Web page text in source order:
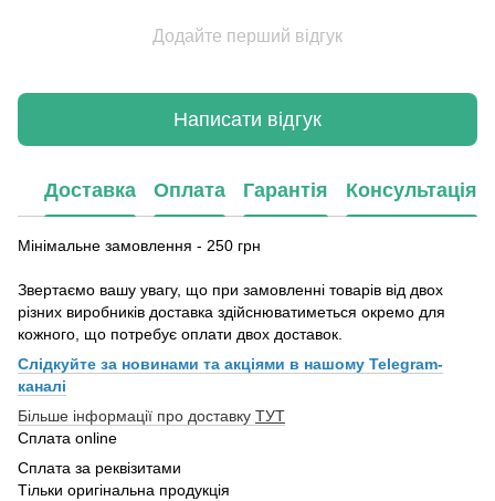
Додайте перший відгук
Написати відгук
Доставка Оплата Гарантія Консультація
Мінімальне замовлення - 250 грн
Звертаємо вашу увагу, що при замовленні товарів від двох
різних виробників доставка здійснюватиметься окремо для
кожного, що потребує оплати двох доставок.
Слідкуйте за новинами та акціями в нашому Telegram-
каналі
Більше інформації про доставку ТУТ
Сплата online
Сплата за реквізитами
Тільки оригінальна продукція